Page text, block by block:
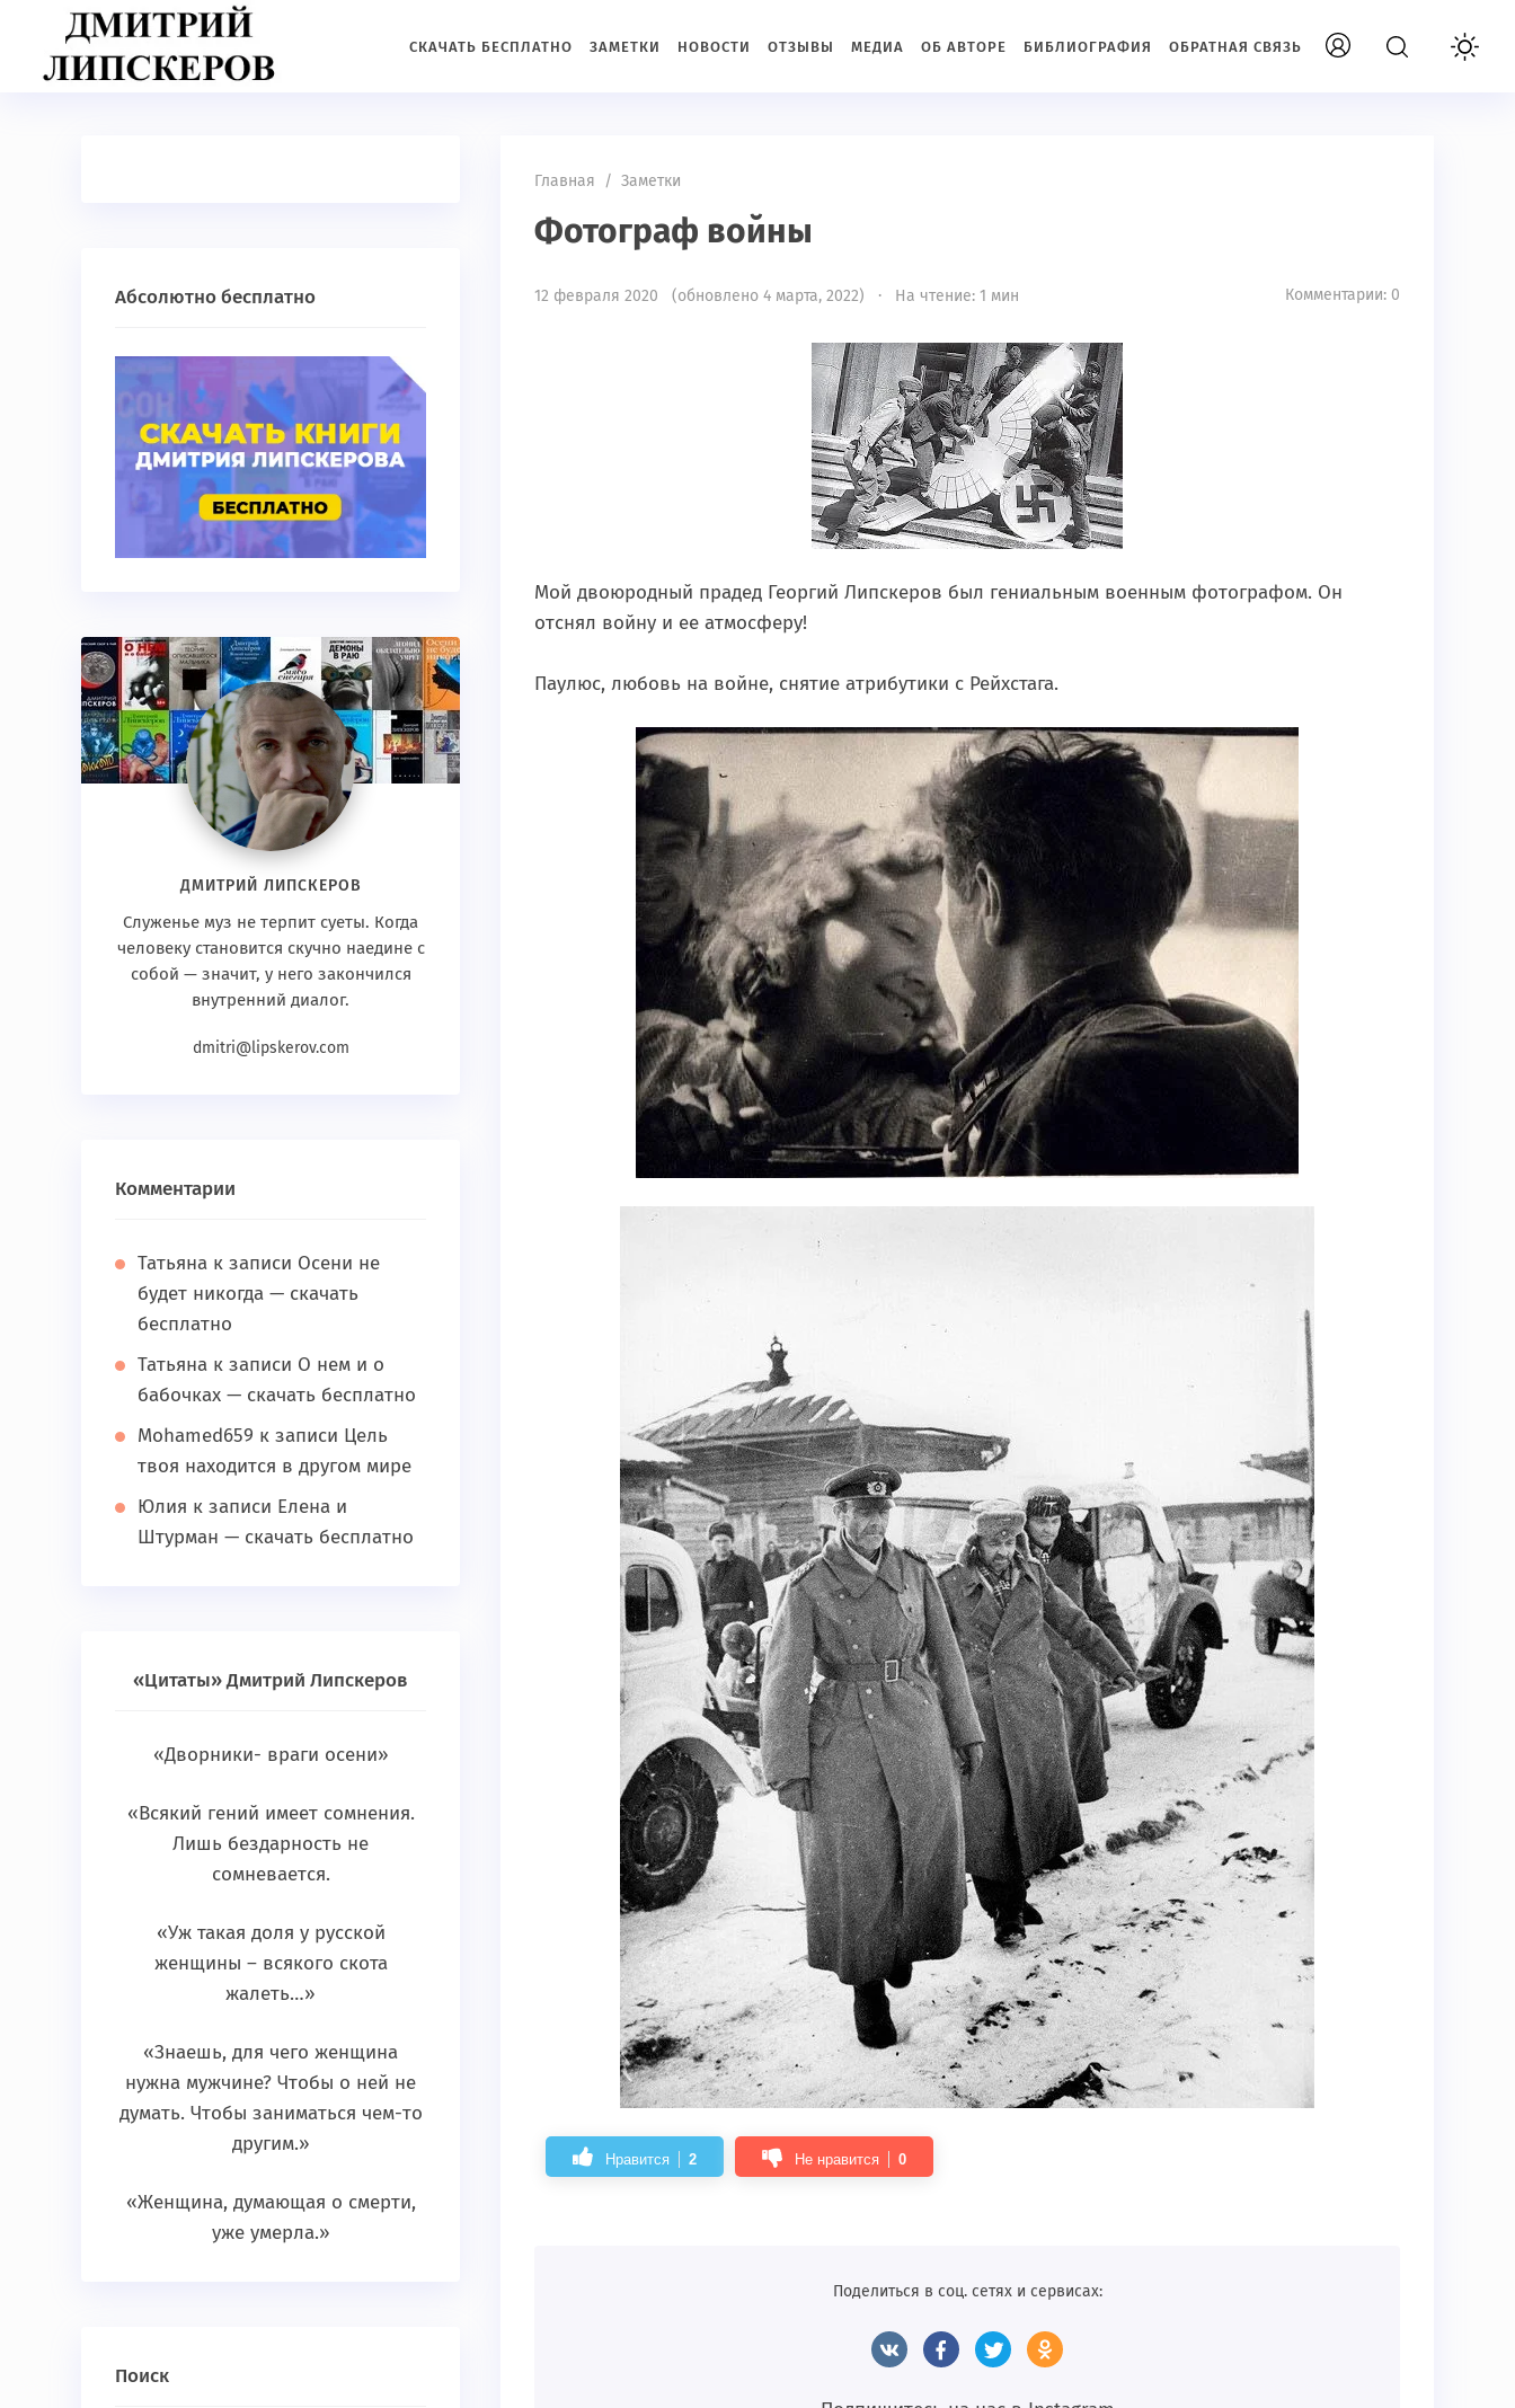
СКАЧАТЬ БЕСПЛАТНО ЗАМЕТКИ НОВОСТИ ОТЗЫВЫ МЕДИА ОБ АВТОРЕ БИБЛИОГРАФИЯ ОБРАТНАЯ СВЯЗЬ
Главная / Заметки
Фотограф войны
12 февраля 2020 (обновлено 4 марта, 2022) · На чтение: 1 мин Комментарии: 0
Мой двоюродный прадед Георгий Липскеров был гениальным военным фотографом. Он
отснял войну и ее атмосферу! ⠀
Паулюс, любовь на войне, снятие атрибутики с Рейхстага.
Нравится 2 Не нравится 0
Поделиться в соц. сетях и сервисах:
Абсолютно бесплатно
ДМИТРИЙ ЛИПСКЕРОВ
Служенье муз не терпит суеты. Когда
человеку становится скучно наедине с
собой — значит, у него закончился
внутренний диалог.
dmitri@lipskerov.com
Комментарии
Татьяна к записи Осени не
будет никогда — скачать
бесплатно
Татьяна к записи О нем и о
бабочках — скачать бесплатно
Mohamed659 к записи Цель
твоя находится в другом мире
Юлия к записи Елена и
Штурман — скачать бесплатно
«Цитаты» Дмитрий Липскеров
«Дворники- враги осени»
«Всякий гений имеет сомнения.
Лишь бездарность не
сомневается.
«Уж такая доля у русской
женщины – всякого скота
жалеть…»
«Знаешь, для чего женщина
нужна мужчине? Чтобы о ней не
думать. Чтобы заниматься чем-то
другим.»
«Женщина, думающая о смерти,
уже умерла.»
Поиск